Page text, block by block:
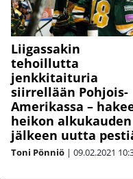
Liigassakin
tehoillutta
jenkkitaituria
siirrellään Pohjois-
Amerikassa –
heikon alkukauden
jälkeen uutta
Toni Pönniö | 09.02.2021